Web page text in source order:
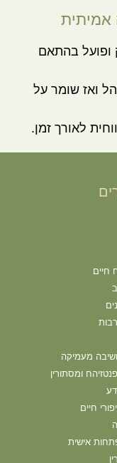
אמיתית
בהתאם
ואז שומר על
לאורך זמן.
חיים
מעמיקה
ומסתורין
חיים
אישית